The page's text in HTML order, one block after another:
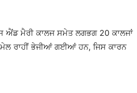
ਐਂਡ ਮੈਰੀ ਕਾਲਜ ਸਮੇਤ ਲਗਭਗ 20 ਕਾਲਜਾਂ
ਰਾਹੀਂ ਭੇਜੀਆਂ ਗਈਆਂ ਹਨ, ਜਿਸ ਕਾਰਨ